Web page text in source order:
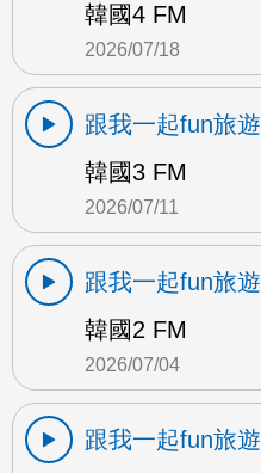
韓國4 FM
2026/07/18
跟我一起fun旅遊
韓國3 FM
2026/07/11
跟我一起fun旅遊
韓國2 FM
2026/07/04
跟我一起fun旅遊